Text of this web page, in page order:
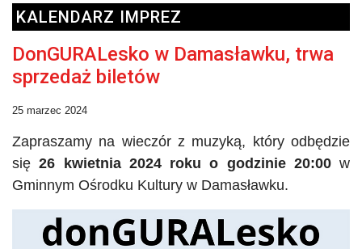
KALENDARZ IMPREZ
DonGURALesko w Damasławku, trwa
sprzedaż biletów
25 marzec 2024
Zapraszamy na wieczór z muzyką, który odbędzie
się26 kwietnia 2024 roku o godzinie 20:00w
Gminnym Ośrodku Kultury w Damasławku.